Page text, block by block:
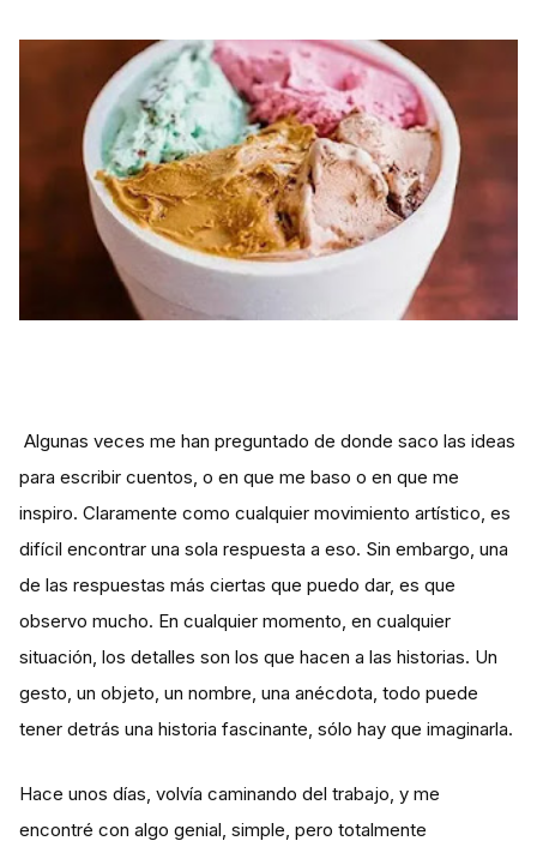
Algunas veces me han preguntado de donde saco las ideas
para escribir cuentos, o en que me baso o en que me
inspiro. Claramente como cualquier movimiento artístico, es
difícil encontrar una sola respuesta a eso. Sin embargo, una
de las respuestas más ciertas que puedo dar, es que
observo mucho. En cualquier momento, en cualquier
situación, los detalles son los que hacen a las historias. Un
gesto, un objeto, un nombre, una anécdota, todo puede
tener detrás una historia fascinante, sólo hay que imaginarla.
Hace unos días, volvía caminando del trabajo, y me
encontré con algo genial, simple, pero totalmente